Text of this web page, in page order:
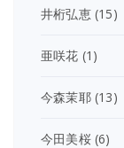
井桁弘恵(15)
亜咲花 (1)
今森茉耶(13)
今田美桜(6)